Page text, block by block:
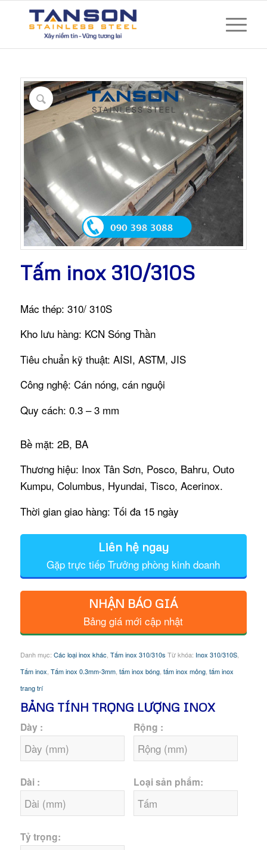
Tấm inox 310/310S
Mác thép: 310/ 310S
Kho lưu hàng: KCN Sóng Thần
Tiêu chuẩn kỹ thuật: AISI, ASTM, JIS
Công nghệ: Cán nóng, cán nguội
Quy cách: 0.3 – 3 mm
Bề mặt: 2B, BA
Thương hiệu: Inox Tân Sơn, Posco, Bahru, Outo
Kumpu, Columbus, Hyundai, Tisco, Acerinox.
Thời gian giao hàng: Tối đa 15 ngày
Liên hệ ngay
Gặp trực tiếp Trưởng phòng kinh doanh
NHẬN BÁO GIÁ
Bảng giá mới cập nhật
Danh mục: Các loại inox khác Tấm inox 310/310s Từ khóa: Inox 310/310S,
Tấm inox Tấm inox 0.3mm-3mm, tấm inox bóng, tấm inox mỏng, tấm inox
trang trí
BẢNG TÍNH TRỌNG LƯỢNG INOX
Dày : Rộng :
Dài : Loại sản phẩm:
Tỷ trọng: